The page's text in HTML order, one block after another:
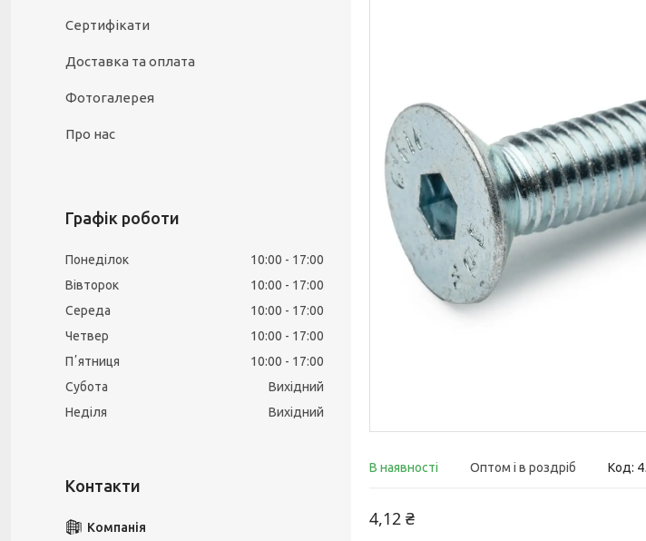
В наявності Оптом і в роздріб Код:
4,12 ₴
Сертифікати
Доставка та оплата
Фотогалерея
Про нас
Графік роботи
Понеділок 10:00
17:00
Вівторок
10:00
17:00
Середа
10:00
17:00
Четвер
10:00
17:00
Пʼятниця
10:00
17:00
Субота
Вихідний
Неділя
Вихідний